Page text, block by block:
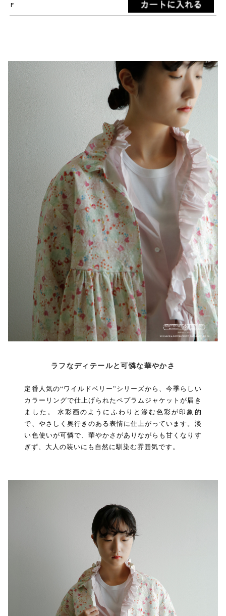
F
ラフなディテールと可憐な華やかさ
定番人気の“ワイルドベリー”シリーズから、今季らしい
カラーリングで仕上げられたペプラムジャケットが届き
ました。 水彩画のようにふわりと滲む色彩が印象的
で、やさしく奥行きのある表情に仕上がっています。淡
い色使いが可憐で、華やかさがありながらも甘くなりす
ぎず、大人の装いにも自然に馴染む雰囲気です。